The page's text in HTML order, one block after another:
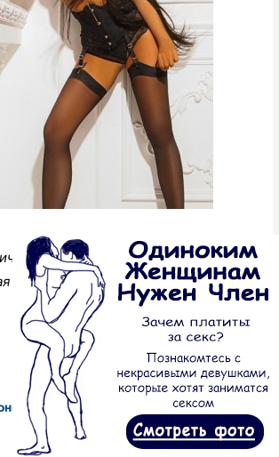
и вдохновленная, всегда
браться за новые проекты.
— Круглосуточно
Перейти к анкете